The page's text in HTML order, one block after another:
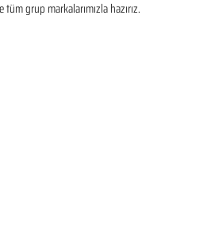
grup markalarımızla hazırız.